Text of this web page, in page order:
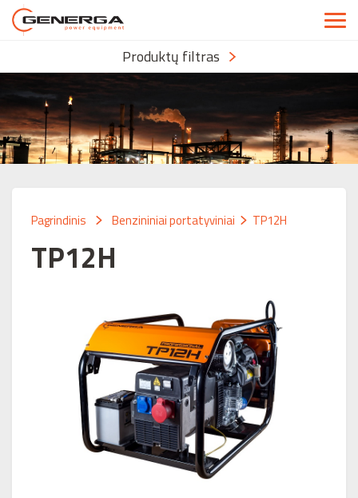
Produktų filtras
Pagrindinis Benzininiai portatyviniai TP12H
TP12H